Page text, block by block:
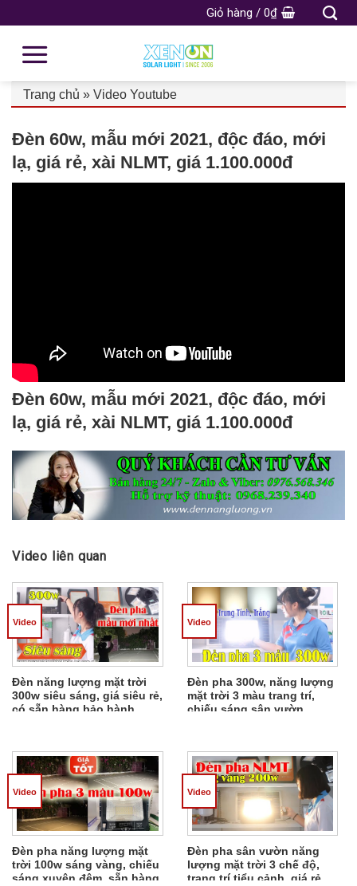
Giỏ hàng / 0₫
Trang chủ » Video Youtube
Đèn 60w, mẫu mới 2021, độc đáo, mới
lạ, giá rẻ, xài NLMT, giá 1.100.000đ
Đèn 60w, mẫu mới 2021, độc đáo, mới
lạ, giá rẻ, xài NLMT, giá 1.100.000đ
Video liên quan
Đèn năng lượng mặt trời
300w siêu sáng, giá siêu rẻ,
có sẵn hàng bảo hành
Video
Đèn pha 300w, năng lượng
mặt trời 3 màu trang trí,
chiếu sáng sân vườn
Video
Đèn pha năng lượng mặt
trời 100w sáng vàng, chiếu
sáng xuyên đêm, sẵn hàng
Video
Đèn pha sân vườn năng
lượng mặt trời 3 chế độ,
trang trí tiểu cảnh, giá rẻ
Video